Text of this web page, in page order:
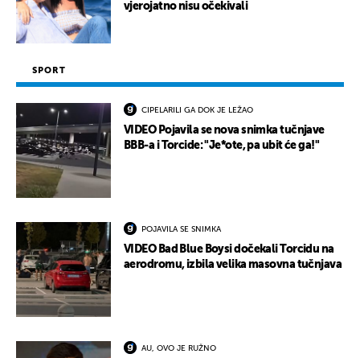
vjerojatno nisu očekivali
SPORT
CIPELARILI GA DOK JE LEŽAO
VIDEO Pojavila se nova snimka tučnjave
BBB-a i Torcide: "Je*ote, pa ubit će ga!"
POJAVILA SE SNIMKA
VIDEO Bad Blue Boysi dočekali Torcidu na
aerodromu, izbila velika masovna tučnjava
AU, OVO JE RUŽNO